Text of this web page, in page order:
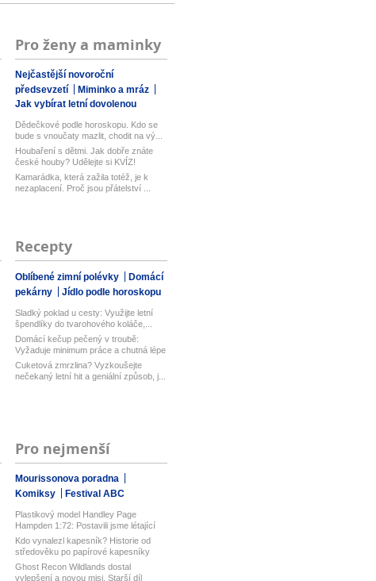
Pro ženy a maminky
Nejčastější novoroční
předsevzetí
Miminko a mráz
Jak vybírat letní dovolenou
Dědečkové podle horoskopu. Kdo se
bude s vnoučaty mazlit, chodit na vý...
Houbaření s dětmi. Jak dobře znáte
české houby? Udělejte si KVÍZ!
Kamarádka, která zažila totéž, je k
nezaplacení. Proč jsou přátelství ...
Recepty
Oblíbené zimní polévky
Domácí
pekárny
Jídlo podle horoskopu
Sladký poklad u cesty: Využijte letní
špendlíky do tvarohového koláče,...
Domácí kečup pečený v troubě:
Vyžaduje minimum práce a chutná lépe
než...
Cuketová zmrzlina? Vyzkoušejte
nečekaný letní hit a geniální způsob, j...
Pro nejmenší
Mourissonova poradna
Komiksy
Festival ABC
Plastikový model Handley Page
Hampden 1:72: Postavili jsme létající
ku...
Kdo vynalezl kapesník? Historie od
středověku po papírové kapesníky
Ghost Recon Wildlands dostal
vylepšení a novou misi. Starší díl